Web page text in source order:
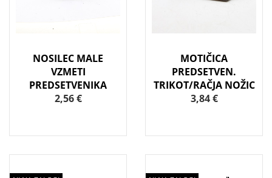
NOSILEC MALE
VZMETI
PREDSETVENIKA
2,56 €
MOTIČICA
PREDSETVEN.
TRIKOT/RAČJA NOŽIC
3,84 €